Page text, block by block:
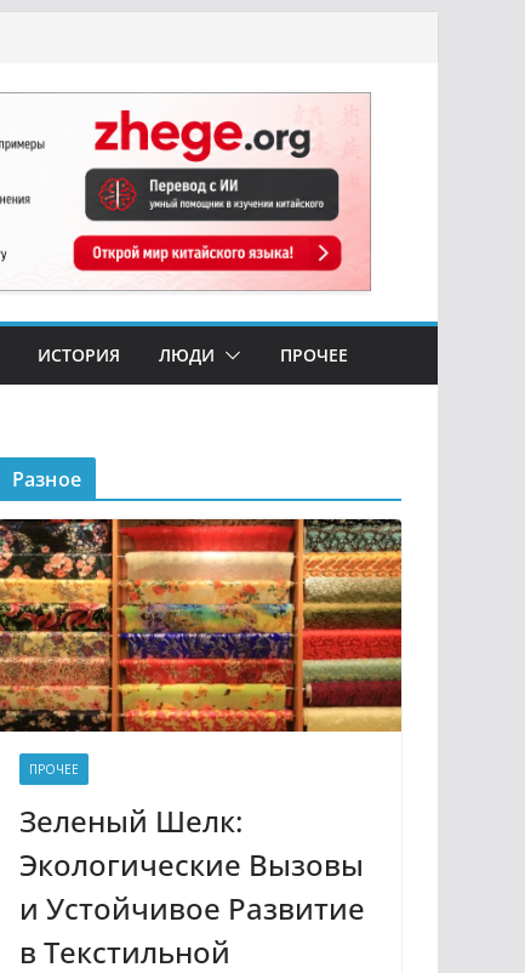
ИСТОРИЯ ЛЮДИ ПРОЧЕЕ
Разное
ПРОЧЕЕ
Зеленый Шелк:
Экологические Вызовы
и Устойчивое Развитие
в Текстильной